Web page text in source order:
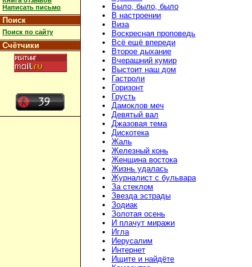
Написать письмо
Поиск
Поиск по сайту
Счётчики
Было, было, было
В настроении
Виза
Воскресная проповедь
Всё ещё впереди
Второе дыхание
Вчерашний кумир
Выстоит наш дом
Гастроли
Горизонт
Грусть
Дамоклов меч
Девятый вал
Джазовая тема
Дискотека
Жаль
Железный конь
Женщина востока
Жизнь удалась
Журналист с бульвара
За стеклом
Звезда эстрады
Зодиак
Золотая осень
И плачут миражи
Игла
Иерусалим
Интернет
Ищите и найдёте